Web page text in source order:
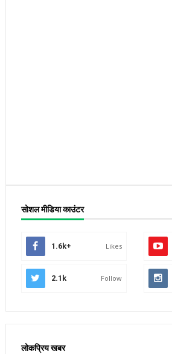
सोशल मीडिया काउंटर
1.6k+ Likes
2.1k Follow
लोकप्रिय खबर